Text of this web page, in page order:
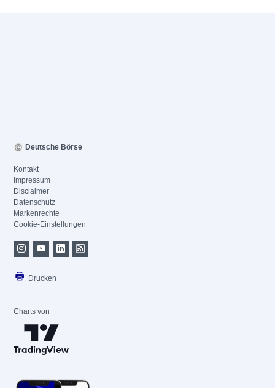
Deutsche Börse
Kontakt
Impressum
Disclaimer
Datenschutz
Markenrechte
Cookie-Einstellungen
Drucken
Charts von